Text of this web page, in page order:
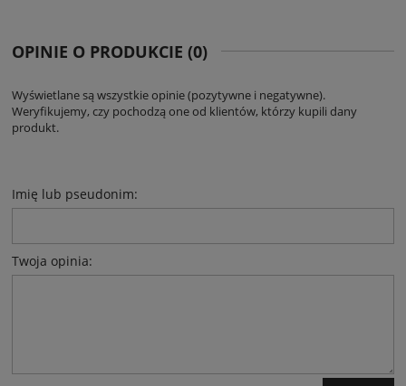
OPINIE O PRODUKCIE (0)
Wyświetlane są wszystkie opinie (pozytywne i negatywne).
Weryfikujemy, czy pochodzą one od klientów, którzy kupili dany
produkt.
Imię lub pseudonim:
Twoja opinia: